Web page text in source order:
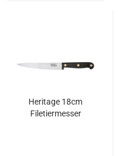
Heritage 18cm
Filetiermesser